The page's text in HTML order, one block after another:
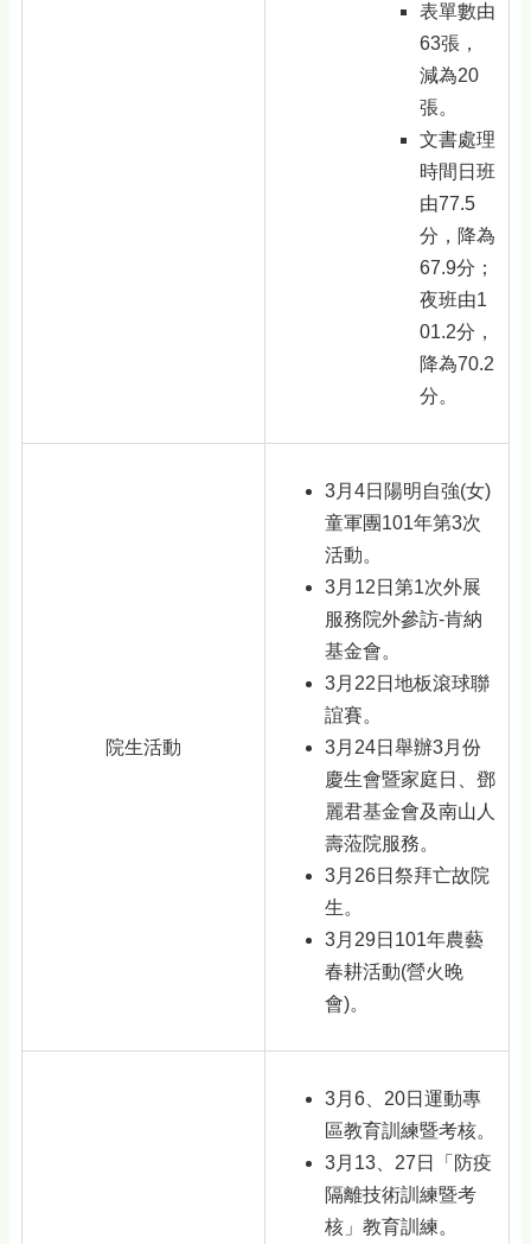
表單數由
63張，
減為20
張。
文書處理
時間日班
由77.5
分，降為
67.9分；
夜班由1
01.2分，
降為70.2
分。
院生活動
3月4日陽明自強(女)
童軍團101年第3次
活動。
3月12日第1次外展
服務院外參訪-肯納
基金會。
3月22日地板滾球聯
誼賽。
3月24日舉辦3月份
慶生會暨家庭日、鄧
麗君基金會及南山人
壽蒞院服務。
3月26日祭拜亡故院
生。
3月29日101年農藝
春耕活動(營火晚
會)。
3月6、20日運動專
區教育訓練暨考核。
3月13、27日「防疫
隔離技術訓練暨考
核」教育訓練。